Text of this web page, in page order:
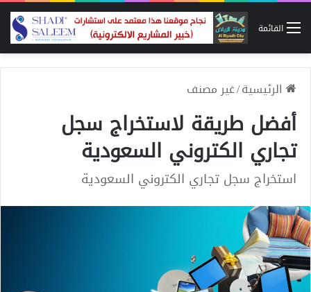
القائمة
الرئيسية/غير مصنف
أفضل طريقة لاستخراج سجل
تجاري الكتروني السعودية
استخراج سجل تجاري الكتروني السعودية